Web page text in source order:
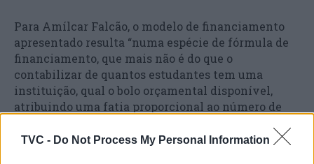
TVC - Do Not Process My Personal Information
Para Amílcar Falcão, o modelo de financiamento
apresentado resulta “numa espécie de fórmula de
financiamento, que mais não é do que o
contabilizar de quantos estudantes tem uma
instituição, qual o bolo orçamental disponível,
atribuindo uma fatia proporcional ao número de